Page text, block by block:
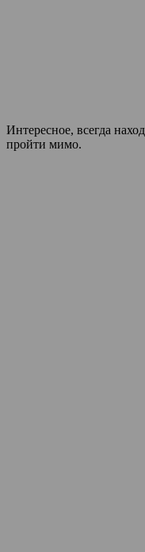
Интересное, всегда
пройти мимо.